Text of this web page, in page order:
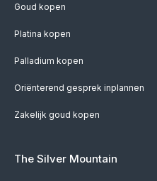
Goud kopen
Platina kopen
Palladium kopen
Oriënterend gesprek inplannen
Zakelijk goud kopen
The Silver Mountain